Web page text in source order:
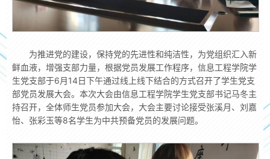
为推进党的建设，保持党的先进性和纯洁性，为党组织汇入新
鲜血液，增强支部力量，根据党员发展工作程序，信息工程学院学
生党支部于6月14日下午通过线上线下结合的方式召开了学生党支
部党员发展大会。本次大会由信息工程学院学生党支部书记马冬主
持召开，全体师生党员参加大会，大会主要讨论接受张溪月、刘嘉
怡、张彩玉等8名学生为中共预备党员的发展问题。